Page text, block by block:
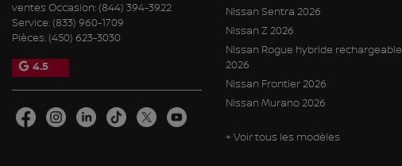
ventes Occasion: (844) 394-3922
Service: (833) 960-1709
Pièces: (450) 623-3030
4.5
Nissan Sentra 2026
Nissan Z 2026
Nissan Rogue hybride rechargeable
2026
Nissan Frontier 2026
Nissan Murano 2026
+ Voir tous les modèles